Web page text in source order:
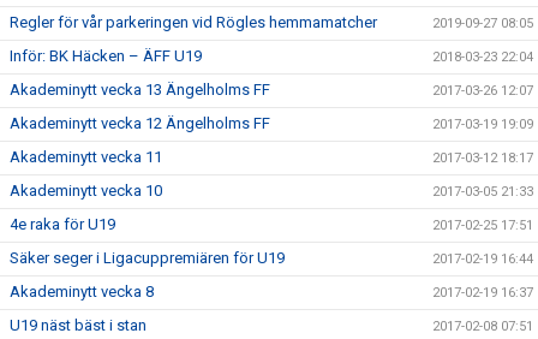
Regler för vår parkeringen vid Rögles hemmamatcher 2019-09-27 08:05
Inför: BK Häcken – ÄFF U19 2018-03-23 22:04
Akademinytt vecka 13 Ängelholms FF 2017-03-26 12:07
Akademinytt vecka 12 Ängelholms FF 2017-03-19 19:09
Akademinytt vecka 11 2017-03-12 18:17
Akademinytt vecka 10 2017-03-05 21:33
4e raka för U19 2017-02-25 17:51
Säker seger i Ligacuppremiären för U19 2017-02-19 16:44
Akademinytt vecka 8 2017-02-19 16:37
U19 näst bäst i stan 2017-02-08 07:51